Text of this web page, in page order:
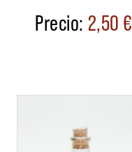
2,50€